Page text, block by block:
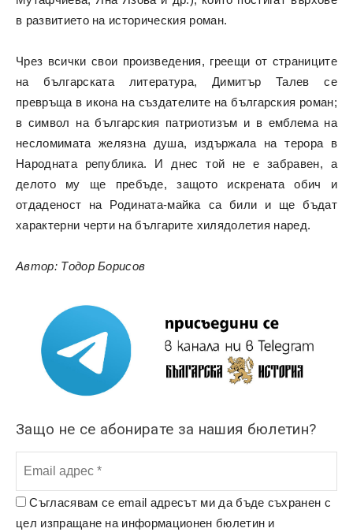
в развитието на историческия роман.
Чрез всички свои произведения, греещи от страниците
на българската литература, Димитър Талев се
превръща в икона на създателите на българския роман;
в символ на българския патриотизъм и в емблема на
несломимата желязна душа, издържала на терора в
Народната република. И днес той не е забравен, а
делото му ще пребъде, защото искрената обич и
отдаденост на Родината-майка са били и ще бъдат
характерни черти на българите хилядолетия наред.
Автор: Тодор Борисов
Защо не се абонирате за нашия бюлетин?
Съгласявам се email адресът ми да бъде съхранен с
цел изпращане на информационен бюлетин и